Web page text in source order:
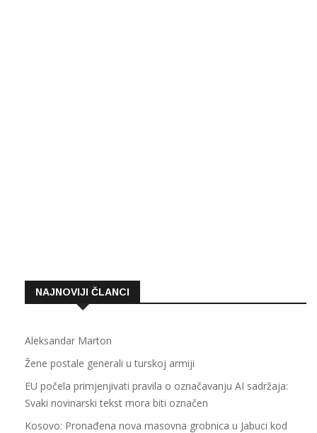
NAJNOVIJI ČLANCI
Aleksandar Marton
Žene postale generali u turskoj armiji
EU počela primjenjivati pravila o označavanju AI sadržaja:
Svaki novinarski tekst mora biti označen
Kosovo: Pronađena nova masovna grobnica u Jabuci kod